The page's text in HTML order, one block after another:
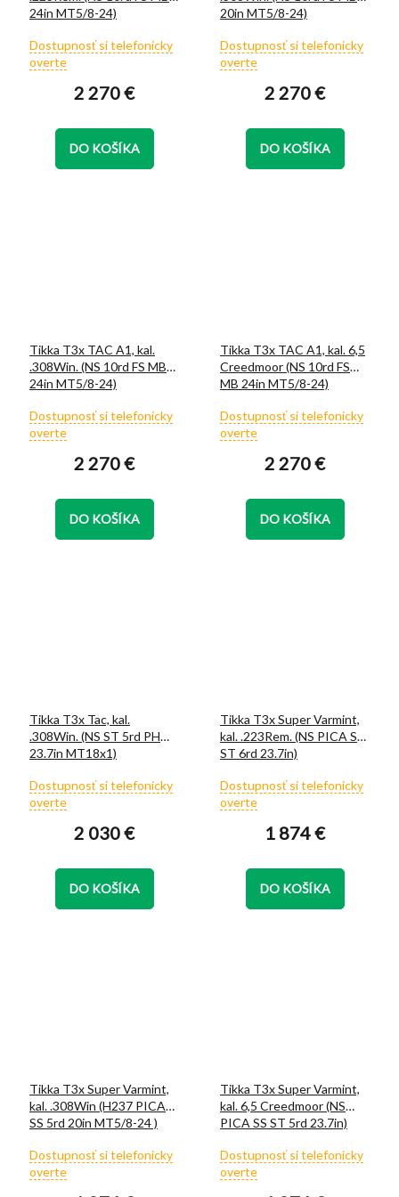
24in MT5/8-24)
Priemerné
hodnotenie
je
z
5
Dostupnosť si telefonicky
overte
2 270 €
DO KOŠÍKA
20in MT5/8-24)
Priemerné
hodnotenie
je
z
5
Dostupnosť si telefonicky
overte
2 270 €
DO KOŠÍKA
Tikka T3x TAC A1, kal.
.308Win. (NS 10rd FS MB
24in MT5/8-24)
Priemerné
hodnotenie
je
5
hviezdičiek.
Dostupnosť si telefonicky
overte
2 270 €
DO KOŠÍKA
Tikka T3x TAC A1, kal. 6,5
Creedmoor (NS 10rd FS
MB 24in MT5/8-24)
Priemerné
hodnotenie
je
5
hviezdičiek.
Dostupnosť si telefonicky
overte
2 270 €
DO KOŠÍKA
Tikka T3x Tac, kal.
.308Win. (NS ST 5rd PHO
23.7in MT18x1)
Priemerné
hodnotenie
je
5
hviezdičiek.
Dostupnosť si telefonicky
overte
2 030 €
DO KOŠÍKA
Tikka T3x Super Varmint,
kal. .223Rem. (NS PICA SS
ST 6rd 23.7in)
Priemerné
hodnotenie
je
5
hviezdičiek.
Dostupnosť si telefonicky
overte
1 874 €
DO KOŠÍKA
Tikka T3x Super Varmint,
kal. .308Win (H237 PICA
SS 5rd 20in MT5/8-24 )
Priemerné
hodnotenie
Dostupnosť si telefonicky
overte
Tikka T3x Super Varmint,
kal. 6,5 Creedmoor (NS
PICA SS ST 5rd 23.7in)
Priemerné
hodnotenie
Dostupnosť si telefonicky
overte